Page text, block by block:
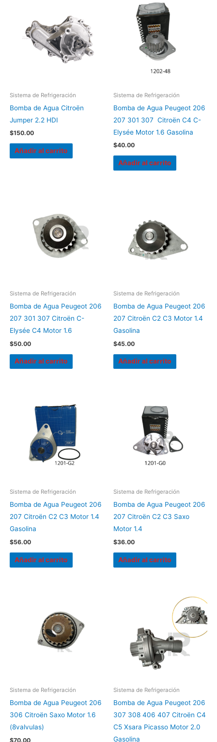
Sistema de Refrigeración
Bomba de Agua Citroën
Jumper 2.2 HDI
$150.00
Añadir al carrito
Sistema de Refrigeración
Bomba de Agua Peugeot 206
207 301 307 Citroën C4 C-
Elysée Motor 1.6 Gasolina
$40.00
Añadir al carrito
Sistema de Refrigeración
Bomba de Agua Peugeot 206
207 301 307 Citroën C-
Elysée C4 Motor 1.6
$50.00
Añadir al carrito
Sistema de Refrigeración
Bomba de Agua Peugeot 206
207 Citroën C2 C3 Motor 1.4
Gasolina
$45.00
Añadir al carrito
Sistema de Refrigeración
Bomba de Agua Peugeot 206
207 Citroën C2 C3 Motor 1.4
Gasolina
$56.00
Añadir al carrito
Sistema de Refrigeración
Bomba de Agua Peugeot 206
207 Citroën C2 C3 Saxo
Motor 1.4
$36.00
Añadir al carrito
Sistema de Refrigeración
Bomba de Agua Peugeot 206
306 Citroën Saxo Motor 1.6
(8valvulas)
$70.00
Sistema de Refrigeración
Bomba de Agua Peugeot 206
307 308 406 407 Citroën C4
C5 Xsara Picasso Motor 2.0
Gasolina